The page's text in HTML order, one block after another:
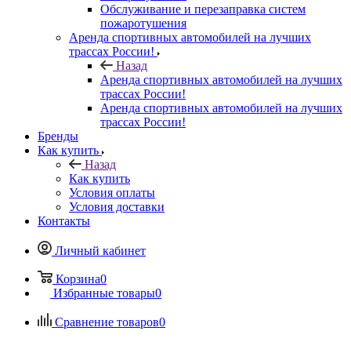
Обслуживание и перезаправка систем
пожаротушения
Аренда спортивных автомобилей на лучших
трассах России!
Назад
Аренда спортивных автомобилей на лучших
трассах России!
Аренда спортивных автомобилей на лучших
трассах России!
Бренды
Как купить
Назад
Как купить
Условия оплаты
Условия доставки
Контакты
Личный кабинет
Корзина0
Избранные товары0
Сравнение товаров0